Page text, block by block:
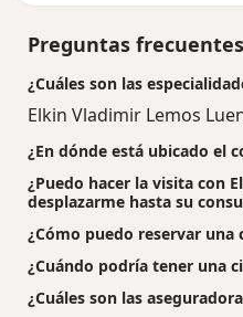
Preguntas frecuentes
¿Cuáles son las
Elkin Vladimir Lemos
¿En dónde está ubicado el
¿Puedo hacer la visita con
desplazarme hasta su
¿Cómo puedo reservar una
¿Cuándo podría tener una
¿Cuáles son las